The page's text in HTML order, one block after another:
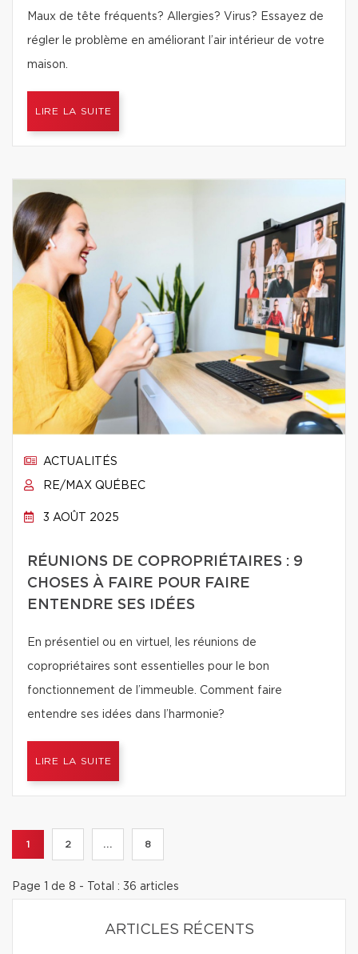
Maux de tête fréquents? Allergies? Virus? Essayez de
régler le problème en améliorant l’air intérieur de votre
maison.
LIRE LA SUITE
ACTUALITÉS
RE/MAX QUÉBEC
3 AOÛT 2025
RÉUNIONS DE COPROPRIÉTAIRES : 9
CHOSES À FAIRE POUR FAIRE
ENTENDRE SES IDÉES
En présentiel ou en virtuel, les réunions de
copropriétaires sont essentielles pour le bon
fonctionnement de l’immeuble. Comment faire
entendre ses idées dans l’harmonie?
LIRE LA SUITE
1 2 ... 8
Page 1 de 8 - Total : 36 articles
ARTICLES RÉCENTS